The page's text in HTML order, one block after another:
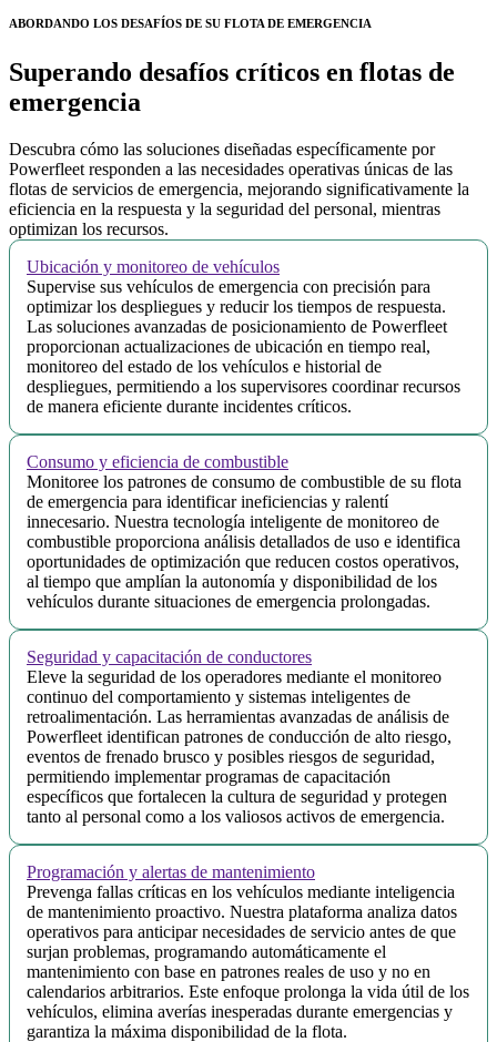
ABORDANDO LOS DESAFÍOS DE SU FLOTA DE EMERGENCIA
Superando desafíos críticos en flotas de
emergencia
Descubra cómo las soluciones diseñadas específicamente por
Powerfleet responden a las necesidades operativas únicas de las
flotas de servicios de emergencia, mejorando significativamente la
eficiencia en la respuesta y la seguridad del personal, mientras
optimizan los recursos.
Ubicación y monitoreo de vehículos
Supervise sus vehículos de emergencia con precisión para
optimizar los despliegues y reducir los tiempos de respuesta.
Las soluciones avanzadas de posicionamiento de Powerfleet
proporcionan actualizaciones de ubicación en tiempo real,
monitoreo del estado de los vehículos e historial de
despliegues, permitiendo a los supervisores coordinar recursos
de manera eficiente durante incidentes críticos.
Consumo y eficiencia de combustible
Monitoree los patrones de consumo de combustible de su flota
de emergencia para identificar ineficiencias y ralentí
innecesario. Nuestra tecnología inteligente de monitoreo de
combustible proporciona análisis detallados de uso e identifica
oportunidades de optimización que reducen costos operativos,
al tiempo que amplían la autonomía y disponibilidad de los
vehículos durante situaciones de emergencia prolongadas.
Seguridad y capacitación de conductores
Eleve la seguridad de los operadores mediante el monitoreo
continuo del comportamiento y sistemas inteligentes de
retroalimentación. Las herramientas avanzadas de análisis de
Powerfleet identifican patrones de conducción de alto riesgo,
eventos de frenado brusco y posibles riesgos de seguridad,
permitiendo implementar programas de capacitación
específicos que fortalecen la cultura de seguridad y protegen
tanto al personal como a los valiosos activos de emergencia.
Programación y alertas de mantenimiento
Prevenga fallas críticas en los vehículos mediante inteligencia
de mantenimiento proactivo. Nuestra plataforma analiza datos
operativos para anticipar necesidades de servicio antes de que
surjan problemas, programando automáticamente el
mantenimiento con base en patrones reales de uso y no en
calendarios arbitrarios. Este enfoque prolonga la vida útil de los
vehículos, elimina averías inesperadas durante emergencias y
garantiza la máxima disponibilidad de la flota.